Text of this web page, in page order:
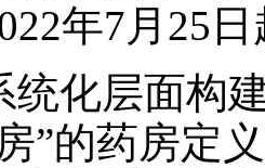
年7月25
统化层面构
”的药房定